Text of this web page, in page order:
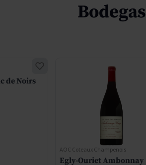
Bodegas
de Noirs
AOC Coteaux Champenois
Egly-Ouriet Ambonnay